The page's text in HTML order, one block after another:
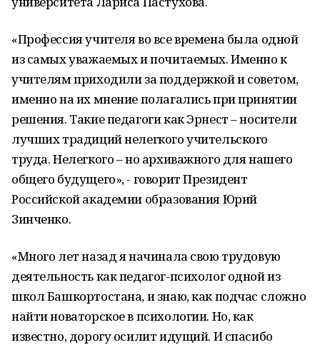
«Профессия учителя во все времена была одной
из самых уважаемых и почитаемых. Именно к
учителям приходили за поддержкой и советом,
именно на их мнение полагались при принятии
решения. Такие педагоги как Эрнест – носители
лучших традиций нелегкого учительского
труда. Нелегкого – но архиважного для нашего
общего будущего», - говорит Президент
Российской академии образования Юрий
Зинченко.
«Много лет назад я начинала свою трудовую
деятельность как педагог-психолог одной из
школ Башкортостана, и знаю, как подчас сложно
найти новаторское в психологии. Но, как
известно, дорогу осилит идущий. И спасибо